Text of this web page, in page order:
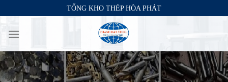
to
content
TỔNG KHO THÉP HÒA PHÁT